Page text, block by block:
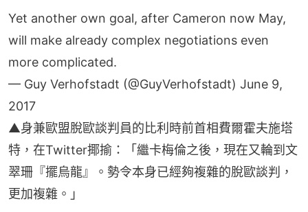
Yet another own goal, after Cameron now May,
will make already complex negotiations even
more complicated.
— Guy Verhofstadt (@GuyVerhofstadt) June 9,
2017
▲身兼歐盟脫歐談判員的比利時前首相費爾霍夫施塔
特，在Twitter揶揄：「繼卡梅倫之後，現在又輪到文
翠珊『擺烏龍』。勢令本身已經夠複雜的脫歐談判，
更加複雜。」